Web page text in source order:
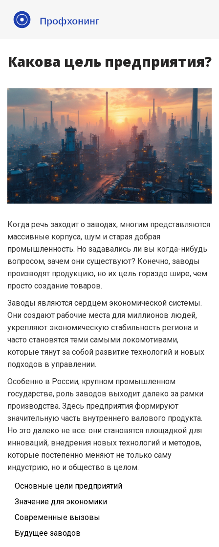
Какова цель предприятия?
Когда речь заходит о заводах, многим представляются
массивные корпуса, шум и старая добрая
промышленность. Но задавались ли вы когда-нибудь
вопросом, зачем они существуют? Конечно, заводы
производят продукцию, но их цель гораздо шире, чем
просто создание товаров.
Заводы являются сердцем экономической системы.
Они создают рабочие места для миллионов людей,
укрепляют экономическую стабильность региона и
часто становятся теми самыми локомотивами,
которые тянут за собой развитие технологий и новых
подходов в управлении.
Особенно в России, крупном промышленном
государстве, роль заводов выходит далеко за рамки
производства. Здесь предприятия формируют
значительную часть внутреннего валового продукта.
Но это далеко не все: они становятся площадкой для
инноваций, внедрения новых технологий и методов,
которые постепенно меняют не только саму
индустрию, но и общество в целом.
Основные цели предприятий
Значение для экономики
Современные вызовы
Будущее заводов